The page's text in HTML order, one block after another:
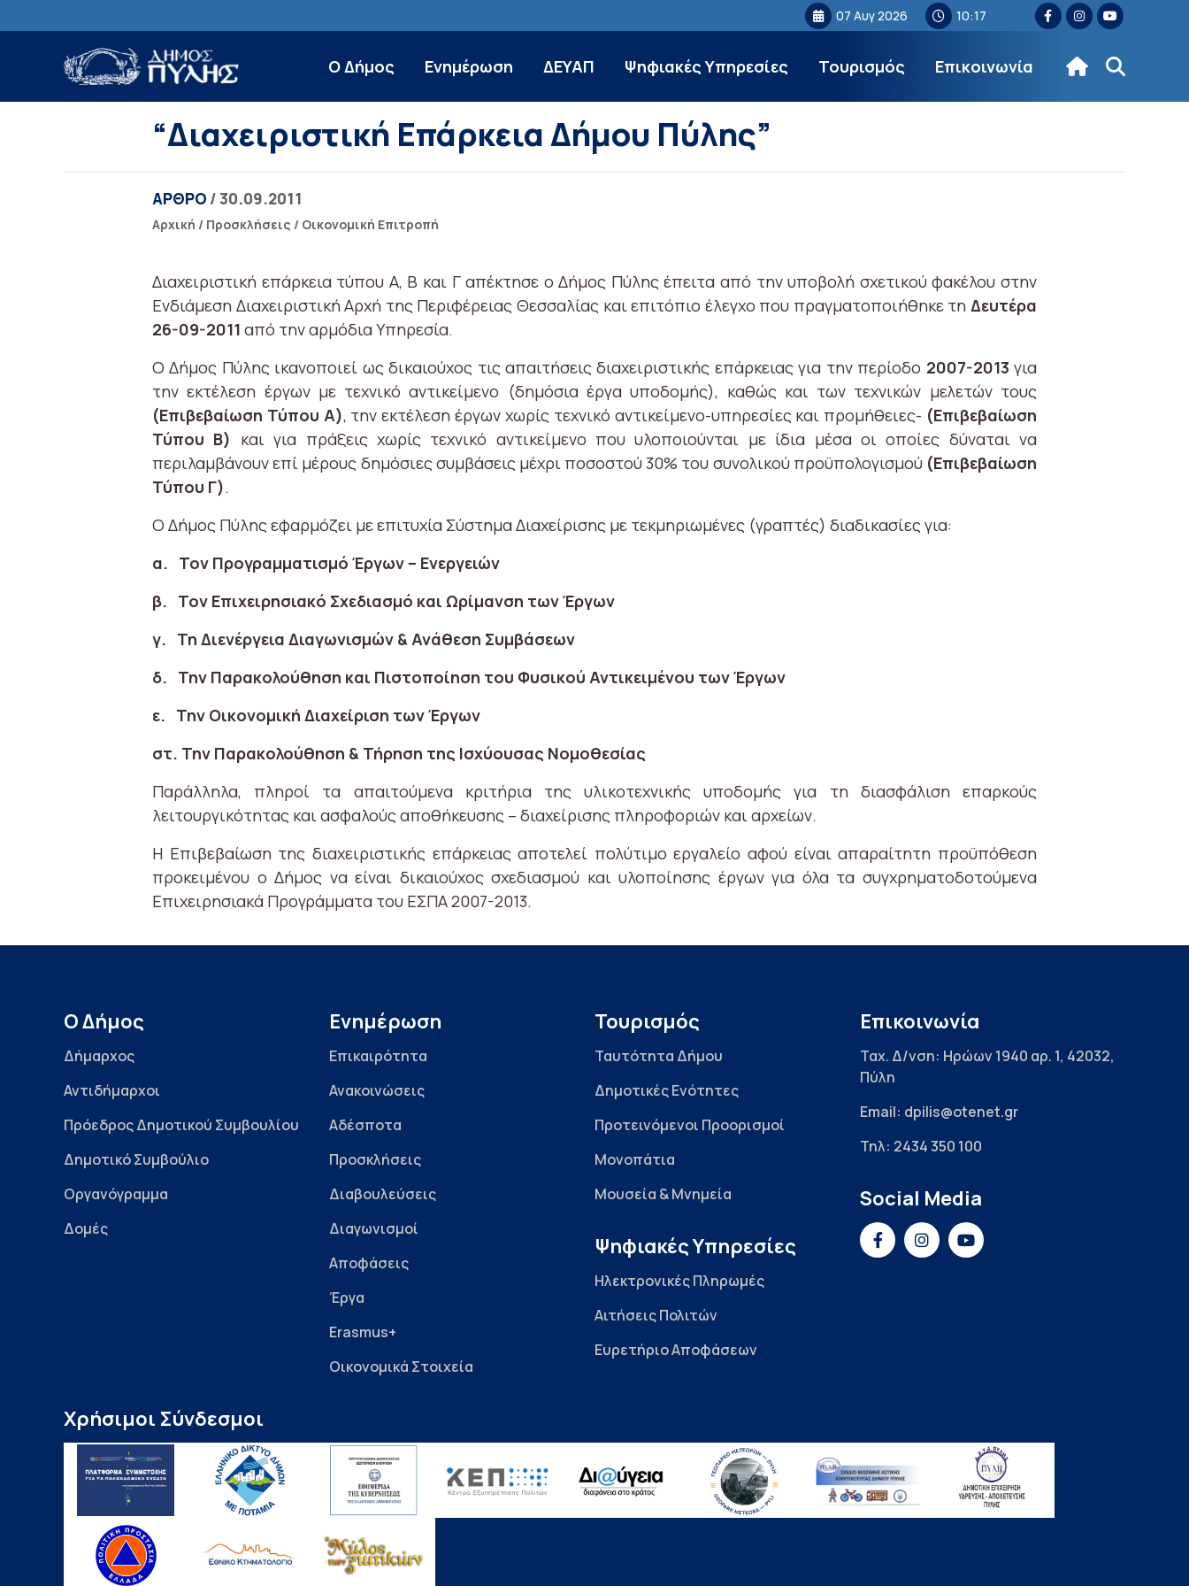
07 Αυγ 2026 10:17
Ο Δήμος Ενημέρωση ΔΕΥΑΠ Ψηφιακές Υπηρεσίες Τουρισμός Επικοινωνία
“Διαχειριστική Επάρκεια Δήμου Πύλης”
ΑΡΘΡΟ / 30.09.2011
Αρχική / Προσκλήσεις / Οικονομική Επιτροπή
Διαχειριστική επάρκεια τύπου Α, Β και Γ απέκτησε ο Δήμος Πύλης έπειτα από την υποβολή σχετικού φακέλου στην
Ενδιάμεση Διαχειριστική Αρχή της Περιφέρειας Θεσσαλίας και επιτόπιο έλεγχο που πραγματοποιήθηκε τη Δευτέρα
26-09-2011 από την αρμόδια Υπηρεσία.
Ο Δήμος Πύλης ικανοποιεί ως δικαιούχος τις απαιτήσεις διαχειριστικής επάρκειας για την περίοδο 2007-2013 για
την εκτέλεση έργων με τεχνικό αντικείμενο (δημόσια έργα υποδομής), καθώς και των τεχνικών μελετών τους
(Επιβεβαίωση Τύπου Α), την εκτέλεση έργων χωρίς τεχνικό αντικείμενο-υπηρεσίες και προμήθειες- (Επιβεβαίωση
Τύπου Β) και για πράξεις χωρίς τεχνικό αντικείμενο που υλοποιούνται με ίδια μέσα οι οποίες δύναται να
περιλαμβάνουν επί μέρους δημόσιες συμβάσεις μέχρι ποσοστού 30% του συνολικού προϋπολογισμού (Επιβεβαίωση
Τύπου Γ).
Ο Δήμος Πύλης εφαρμόζει με επιτυχία Σύστημα Διαχείρισης με τεκμηριωμένες (γραπτές) διαδικασίες για:
α. Τον Προγραμματισμό Έργων – Ενεργειών
β. Τον Επιχειρησιακό Σχεδιασμό και Ωρίμανση των Έργων
γ. Τη Διενέργεια Διαγωνισμών & Ανάθεση Συμβάσεων
δ. Την Παρακολούθηση και Πιστοποίηση του Φυσικού Αντικειμένου των Έργων
ε. Την Οικονομική Διαχείριση των Έργων
στ. Την Παρακολούθηση & Τήρηση της Ισχύουσας Νομοθεσίας
Παράλληλα, πληρoί τα απαιτούμενα κριτήρια της υλικοτεχνικής υποδομής για τη διασφάλιση επαρκούς
λειτουργικότητας και ασφαλούς αποθήκευσης – διαχείρισης πληροφοριών και αρχείων.
Η Επιβεβαίωση της διαχειριστικής επάρκειας αποτελεί πολύτιμο εργαλείο αφού είναι απαραίτητη προϋπόθεση
προκειμένου ο Δήμος να είναι δικαιούχος σχεδιασμού και υλοποίησης έργων για όλα τα συγχρηματοδοτούμενα
Επιχειρησιακά Προγράμματα του ΕΣΠΑ 2007-2013.
Ο Δήμος
Δήμαρχος
Αντιδήμαρχοι
Πρόεδρος Δημοτικού Συμβουλίου
Δημοτικό Συμβούλιο
Οργανόγραμμα
Δομές
Ενημέρωση
Επικαιρότητα
Ανακοινώσεις
Αδέσποτα
Προσκλήσεις
Διαβουλεύσεις
Διαγωνισμοί
Αποφάσεις
Έργα
Erasmus+
Οικονομικά Στοιχεία
Τουρισμός
Ταυτότητα Δήμου
Δημοτικές Ενότητες
Προτεινόμενοι Προορισμοί
Μονοπάτια
Μουσεία & Μνημεία
Ψηφιακές Υπηρεσίες
Ηλεκτρονικές Πληρωμές
Αιτήσεις Πολιτών
Ευρετήριο Αποφάσεων
Επικοινωνία
Ταχ. Δ/νση: Ηρώων 1940 αρ. 1, 42032,
Πύλη
Email: dpilis@otenet.gr
Τηλ: 2434 350 100
Social Media
Χρήσιμοι Σύνδεσμοι